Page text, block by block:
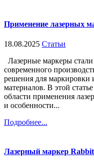
Применение лазерных
18.08.2025 Статьи
Лазерные маркеры
современного
решения для маркировки
материалов. В этой
области применения
и особенности...
Подробнее...
Лазерный маркер